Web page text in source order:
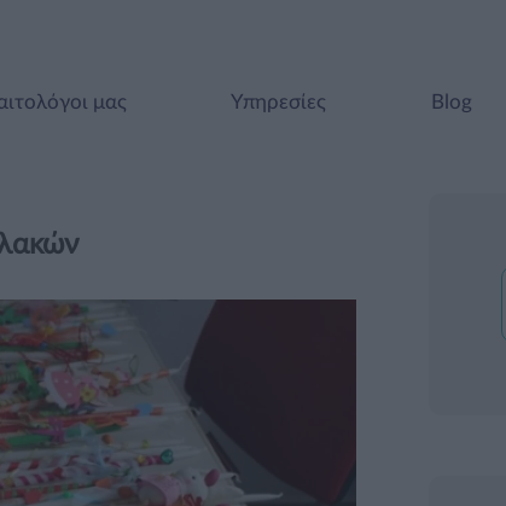
μας Υπηρεσίες Blog